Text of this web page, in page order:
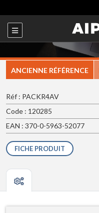
ANCIENNE RÉFÉRENCE
Réf : PACKR4AV
Code : 120285
EAN : 370-0-5963-52077
FICHE PRODUIT